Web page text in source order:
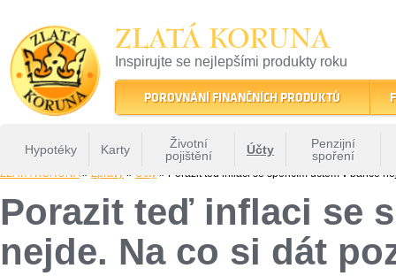
ZLATÁ KORUNA
Inspirujte se nejlepšími produkty roku
22 let tradice a kvality na finančním trhu
POROVNÁNÍ FINANČNÍCH PRODUKTŮ
Hypotéky Karty
Životní
pojištění
Účty
Penzijní
spoření
ZLATÁ KORUNA» Zprávy » Účty » Porazit teď inflaci se spořicím účtem v bance
Porazit teď inflaci se
nejde. Na co si dát